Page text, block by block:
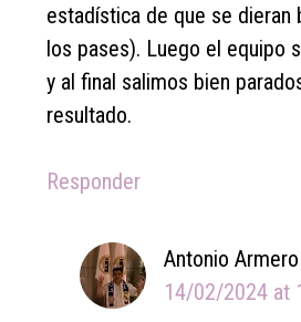
estadística de que se dieran
los pases). Luego el equipo
y al final salimos bien
resultado.
Responder
Antonio Armero
14/02/2024 at